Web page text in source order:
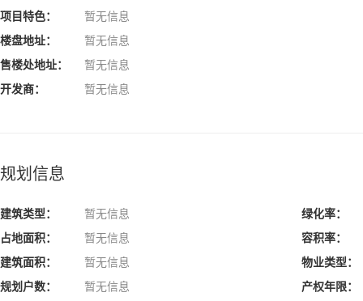
项目特色：
暂无信息
楼盘地址：
暂无信息
售楼处地址：
暂无信息
开发商：
暂无信息
规划信息
建筑类型： 暂无信息
绿化率：
占地面积：
暂无信息
容积率：
建筑面积：
暂无信息
物业类型：
规划户数：
暂无信息
产权年限：